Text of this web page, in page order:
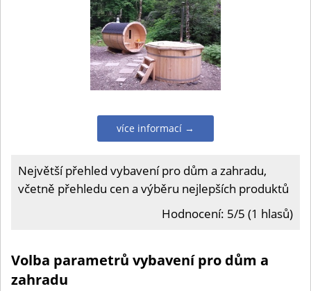
více informací →
Největší přehled vybavení pro dům a zahradu,
včetně přehledu cen a výběru nejlepších produktů
Hodnocení: 5/5 (1 hlasů)
Volba parametrů vybavení pro dům a
zahradu